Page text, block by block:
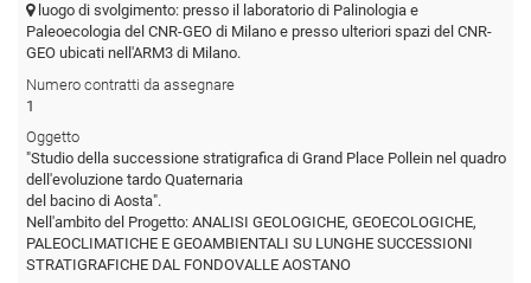
luogo di svolgimento: presso il laboratorio di Palinologia e
Paleoecologia del CNR-GEO di Milano e presso ulteriori spazi del CNR-
GEO ubicati nell'ARM3 di Milano.
Numero contratti da assegnare
1
Oggetto
"Studio della successione stratigrafica di Grand Place Pollein nel quadro
dell'evoluzione tardo Quaternaria
del bacino di Aosta".
Nell'ambito del Progetto: ANALISI GEOLOGICHE, GEOECOLOGICHE,
PALEOCLIMATICHE E GEOAMBIENTALI SU LUNGHE SUCCESSIONI
STRATIGRAFICHE DAL FONDOVALLE AOSTANO